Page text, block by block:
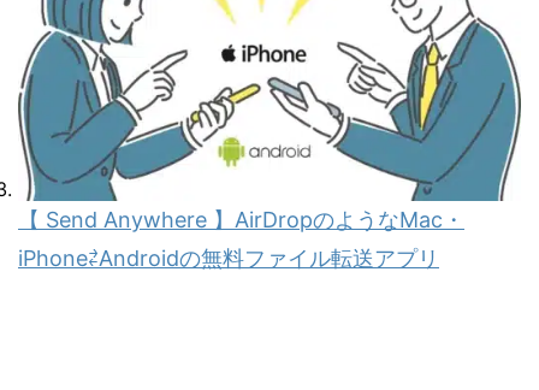
【 Send Anywhere 】AirDropのようなMac・
iPhone⇄Androidの無料ファイル転送アプリ